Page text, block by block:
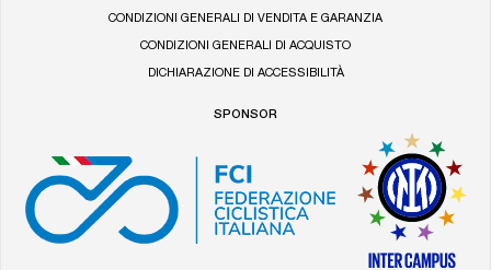
CONDIZIONI GENERALI DI VENDITA E GARANZIA
CONDIZIONI GENERALI DI ACQUISTO
DICHIARAZIONE DI ACCESSIBILITÀ
SPONSOR